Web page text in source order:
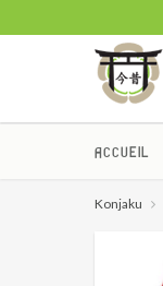
ACCUEIL
Konjaku